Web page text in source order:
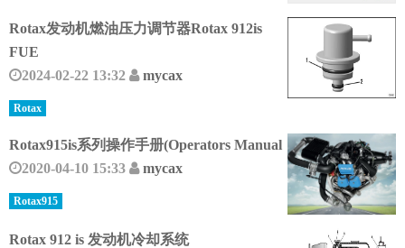
Rotax发动机燃油压力调节器Rotax 912is
FUE
2024-02-22 13:32
mycax
Rotax
Rotax915is系列操作手册(Operators Manual
2020-04-10 15:33
mycax
Rotax915
Rotax 912 is 发动机冷却系统